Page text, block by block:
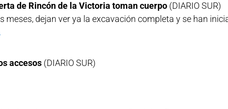
de Rincón de la Victoria toman cuerpo (DIARIO SUR)
meses, dejan ver ya la excavación completa y se han
accesos (DIARIO SUR)